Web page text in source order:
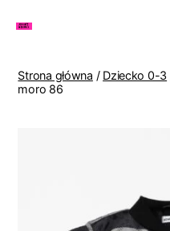
Lenki
Strona główna / Dziecko 0-3
moro 86